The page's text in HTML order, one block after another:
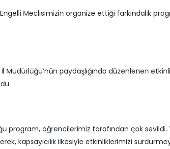
Meclisimizin organize ettiği farkındalık
Müdürlüğü’nün paydaşlığında düzenlenen
program, öğrencilerimiz tarafından çok
kapsayıcılık ilkesiyle etkinliklerimizi